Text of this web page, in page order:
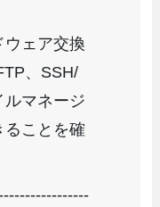
ア交換
、SSH/
ージ
ることを確